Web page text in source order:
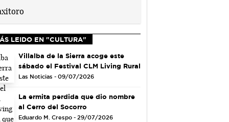
LEIDO EN "CULTURA"
Villalba de la Sierra acoge este
sábado el Festival CLM Living Rural
Las Noticias - 09/07/2026
La ermita perdida que dio nombre
al Cerro del Socorro
Eduardo M. Crespo - 29/07/2026